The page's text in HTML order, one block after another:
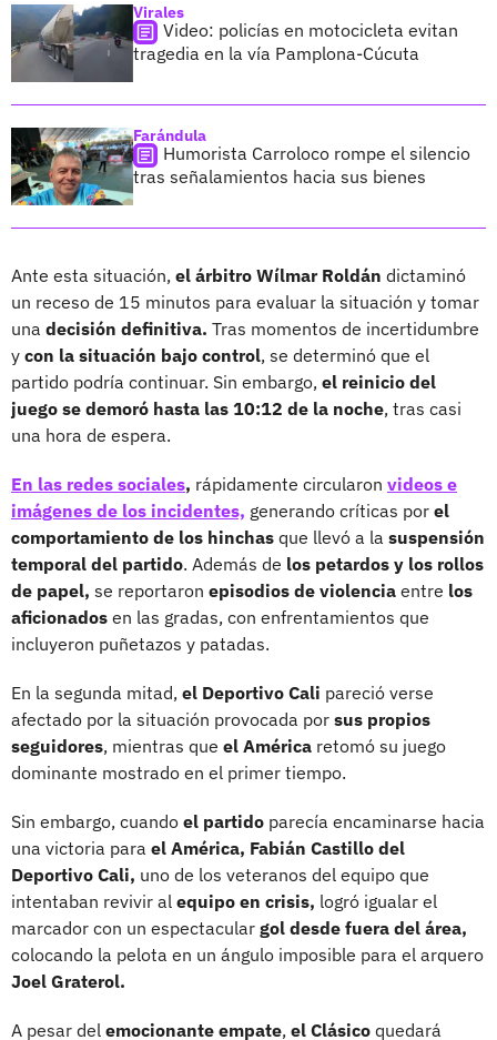
Virales
Video: policías en motocicleta evitan
tragedia en la vía Pamplona-Cúcuta
Farándula
Humorista Carroloco rompe el silencio
tras señalamientos hacia sus bienes
Ante esta situación, el árbitro Wílmar Roldán dictaminó
un receso de 15 minutos para evaluar la situación y tomar
una decisión definitiva. Tras momentos de incertidumbre
y con la situación bajo control, se determinó que el
partido podría continuar. Sin embargo, el reinicio del
juego se demoró hasta las 10:12 de la noche, tras casi
una hora de espera.
En las redes sociales, rápidamente circularon videos e
imágenes de los incidentes, generando críticas por el
comportamiento de los hinchas que llevó a la suspensión
temporal del partido. Además de los petardos y los rollos
de papel, se reportaron episodios de violencia entre los
aficionados en las gradas, con enfrentamientos que
incluyeron puñetazos y patadas.
En la segunda mitad, el Deportivo Cali pareció verse
afectado por la situación provocada por sus propios
seguidores, mientras que el América retomó su juego
dominante mostrado en el primer tiempo.
Sin embargo, cuando el partido parecía encaminarse hacia
una victoria para el América, Fabián Castillo del
Deportivo Cali, uno de los veteranos del equipo que
intentaban revivir al equipo en crisis, logró igualar el
marcador con un espectacular gol desde fuera del área,
colocando la pelota en un ángulo imposible para el arquero
Joel Graterol.
A pesar del emocionante empate, el Clásico quedará